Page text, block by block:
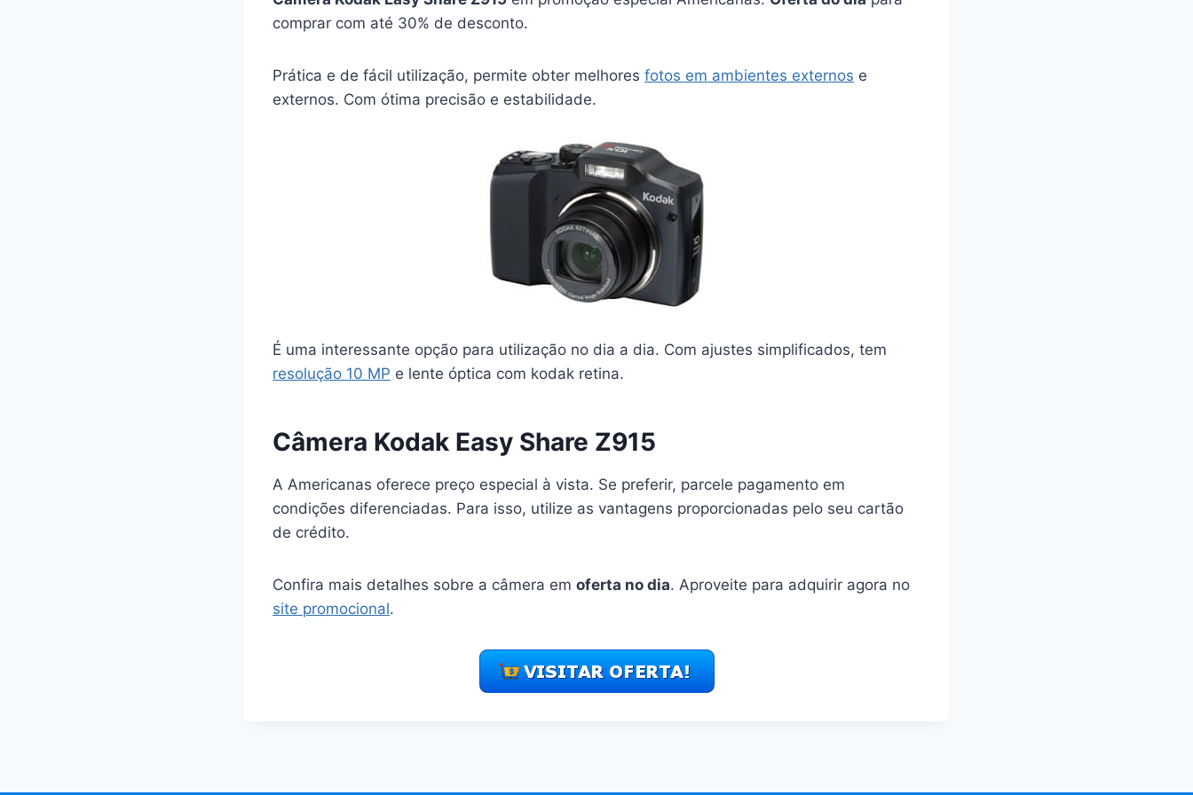
comprar com até 30% de desconto.
Prática e de fácil utilização, permite obter melhores fotos em ambientes externos e
externos. Com ótima precisão e estabilidade.
É uma interessante opção para utilização no dia a dia. Com ajustes simplificados, tem
resolução 10 MP e lente óptica com kodak retina.
Câmera Kodak Easy Share Z915
A Americanas oferece preço especial à vista. Se preferir, parcele pagamento em
condições diferenciadas. Para isso, utilize as vantagens proporcionadas pelo seu cartão
de crédito.
Confira mais detalhes sobre a câmera em oferta no dia. Aproveite para adquirir agora no
site promocional.